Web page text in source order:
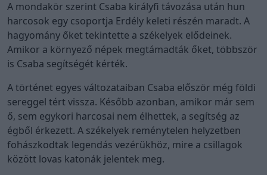
A mondakör szerint Csaba királyfi távozása után hun
harcosok egy csoportja Erdély keleti részén maradt. A
hagyomány őket tekintette a székelyek elődeinek.
Amikor a környező népek megtámadták őket, többször
is Csaba segítségét kérték.
A történet egyes változataiban Csaba először még földi
sereggel tért vissza. Később azonban, amikor már sem
ő, sem egykori harcosai nem élhettek, a segítség az
égből érkezett. A székelyek reménytelen helyzetben
fohászkodtak legendás vezérükhöz, mire a csillagok
között lovas katonák jelentek meg.